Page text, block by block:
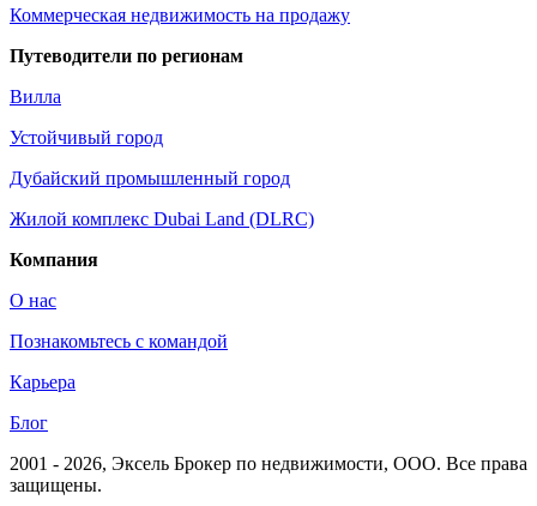
Коммерческая недвижимость на продажу
Путеводители по регионам
Вилла
Устойчивый город
Дубайский промышленный город
Жилой комплекс Dubai Land (DLRC)
Компания
О нас
Познакомьтесь с командой
Карьера
Блог
2001 - 2026, Эксель Брокер по недвижимости, ООО. Все права
защищены.